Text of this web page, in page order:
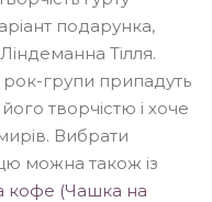
подарунка,
Тілля.
групи припадуть
творчістю і хоче
Вибрати
можна також із
кофе (Чашка на